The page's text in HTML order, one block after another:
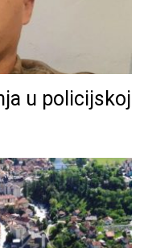
u policijskoj